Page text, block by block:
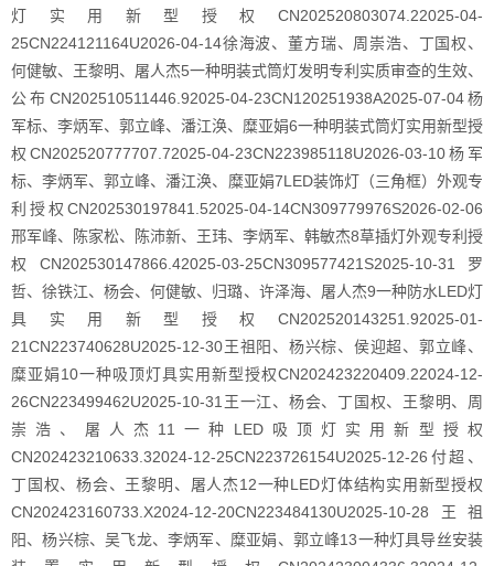
灯实用新型授权CN202520803074.22025-04-
25CN224121164U2026-04-14徐海波、董方瑞、周崇浩、丁国权、
何健敏、王黎明、屠人杰5一种明装式筒灯发明专利实质审查的生效、
公布CN202510511446.92025-04-23CN120251938A2025-07-04杨
军标、李炳军、郭立峰、潘江涣、糜亚娟6一种明装式筒灯实用新型授
权CN202520777707.72025-04-23CN223985118U2026-03-10杨军
标、李炳军、郭立峰、潘江涣、糜亚娟7LED装饰灯（三角框）外观专
利授权CN202530197841.52025-04-14CN309779976S2026-02-06
邢军峰、陈家松、陈沛新、王玮、李炳军、韩敏杰8草插灯外观专利授
权CN202530147866.42025-03-25CN309577421S2025-10-31罗
哲、徐铁江、杨会、何健敏、归璐、许泽海、屠人杰9一种防水LED灯
具实用新型授权CN202520143251.92025-01-
21CN223740628U2025-12-30王祖阳、杨兴棕、侯迎超、郭立峰、
糜亚娟10一种吸顶灯具实用新型授权CN202423220409.22024-12-
26CN223499462U2025-10-31王一江、杨会、丁国权、王黎明、周
崇浩、屠人杰11一种LED吸顶灯实用新型授权
CN202423210633.32024-12-25CN223726154U2025-12-26付超、
丁国权、杨会、王黎明、屠人杰12一种LED灯体结构实用新型授权
CN202423160733.X2024-12-20CN223484130U2025-10-28王祖
阳、杨兴棕、吴飞龙、李炳军、糜亚娟、郭立峰13一种灯具导丝安装